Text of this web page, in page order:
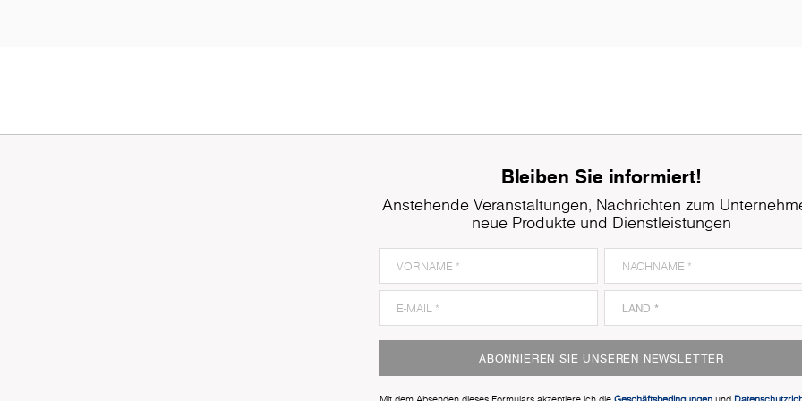
Bleiben Sie informiert!
Anstehende Veranstaltungen, Nachrichten zum
neue Produkte und Dienstleistungen
ABONNIEREN SIE UNSEREN NEWSLETTER